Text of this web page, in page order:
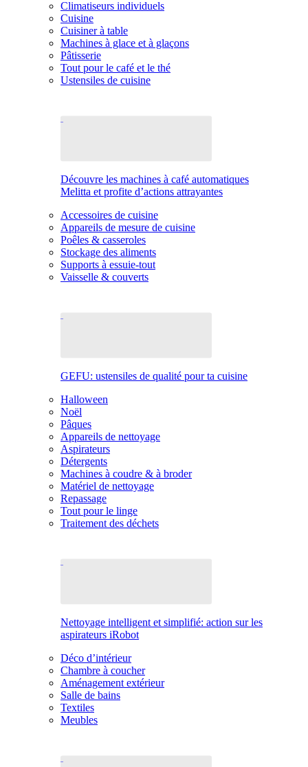
Climatiseurs individuels
Cuisine
Cuisiner à table
Machines à glace et à glaçons
Pâtisserie
Tout pour le café et le thé
Ustensiles de cuisine
Découvre les machines à café automatiques
Melitta et profite d’actions attrayantes
Accessoires de cuisine
Appareils de mesure de cuisine
Poêles & casseroles
Stockage des aliments
Supports à essuie-tout
Vaisselle & couverts
GEFU: ustensiles de qualité pour ta cuisine
Halloween
Noël
Pâques
Appareils de nettoyage
Aspirateurs
Détergents
Machines à coudre & à broder
Matériel de nettoyage
Repassage
Tout pour le linge
Traitement des déchets
Nettoyage intelligent et simplifié: action sur les
aspirateurs iRobot
Déco d’intérieur
Chambre à coucher
Aménagement extérieur
Salle de bains
Textiles
Meubles